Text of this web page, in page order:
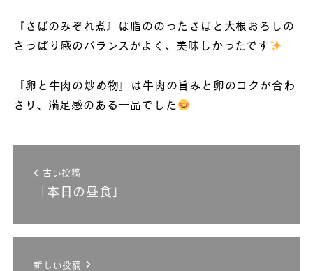
『さばのみぞれ煮』は脂ののったさばと大根おろしの
さっぱり感のバランスがよく、美味しかったです
『卵と牛肉の炒め物』は牛肉の旨みと卵のコクが合わ
さり、満足感のある一品でした
古い投稿
「本日の昼食」
新しい投稿